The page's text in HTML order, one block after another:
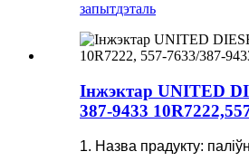
запытдэталь
Інжэктар UNITED
387-9433
1. Назва прадукту: